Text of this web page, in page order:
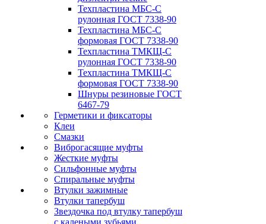
Техпластина МБС-С
рулонная ГОСТ 7338-90
Техпластина МБС-С
формовая ГОСТ 7338-90
Техпластина ТМКЩ-С
рулонная ГОСТ 7338-90
Техпластина ТМКЩ-С
формовая ГОСТ 7338-90
Шнуры резиновые ГОСТ
6467-79
Герметики и фиксаторы
Клеи
Смазки
Виброгасящие муфты
Жесткие муфты
Сильфонные муфты
Спиральные муфты
Втулки зажимные
Втулки тапербуш
Звездочка под втулку тапербуш
c калеными зубьями